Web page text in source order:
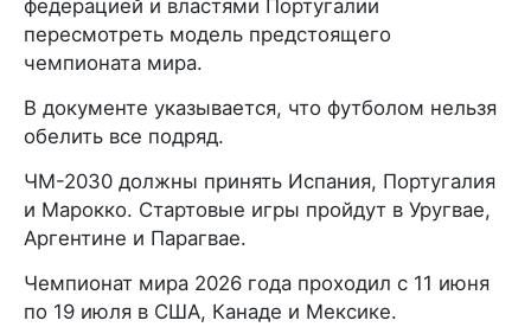
федерацией и властями Португалии
пересмотреть модель предстоящего
чемпионата мира.
В документе указывается, что футболом нельзя
обелить все подряд.
ЧМ-2030 должны принять Испания, Португалия
и Марокко. Стартовые игры пройдут в Уругвае,
Аргентине и Парагвае.
Чемпионат мира 2026 года проходил с 11 июня
по 19 июля в США, Канаде и Мексике.